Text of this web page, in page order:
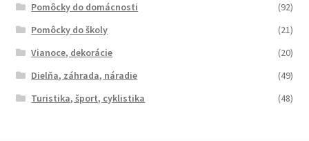
Pomôcky do domácnosti
(92)
Pomôcky do školy
(21)
Vianoce, dekorácie
(20)
Dielňa, záhrada, náradie
(49)
Turistika, šport, cyklistika
(48)